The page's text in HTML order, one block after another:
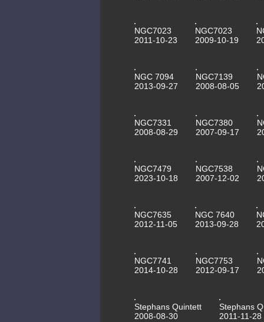
NGC7023
2011-10-23
NGC7023
2009-10-19
NGC 7094
2013-09-27
NGC7139
2008-08-05
NGC7331
2008-08-29
NGC7380
2007-09-17
NGC7479
2023-10-18
NGC7538
2007-12-02
NGC7635
2012-11-05
NGC 7640
2013-09-28
NGC7741
2014-10-28
NGC7753
2012-09-17
Stephans Quintett
2008-08-30
Stephans
2011-11-28